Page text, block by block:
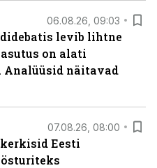
06.08.26, 09:03
levib lihtne
on alati
Analüüsid näitavad
07.08.26, 08:00
Eesti